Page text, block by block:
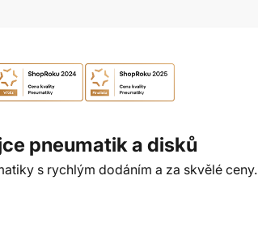
pneumatik a disků
s rychlým dodáním a za skvělé ceny.